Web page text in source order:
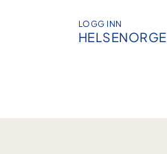
LOGG INN
HELSENORGE